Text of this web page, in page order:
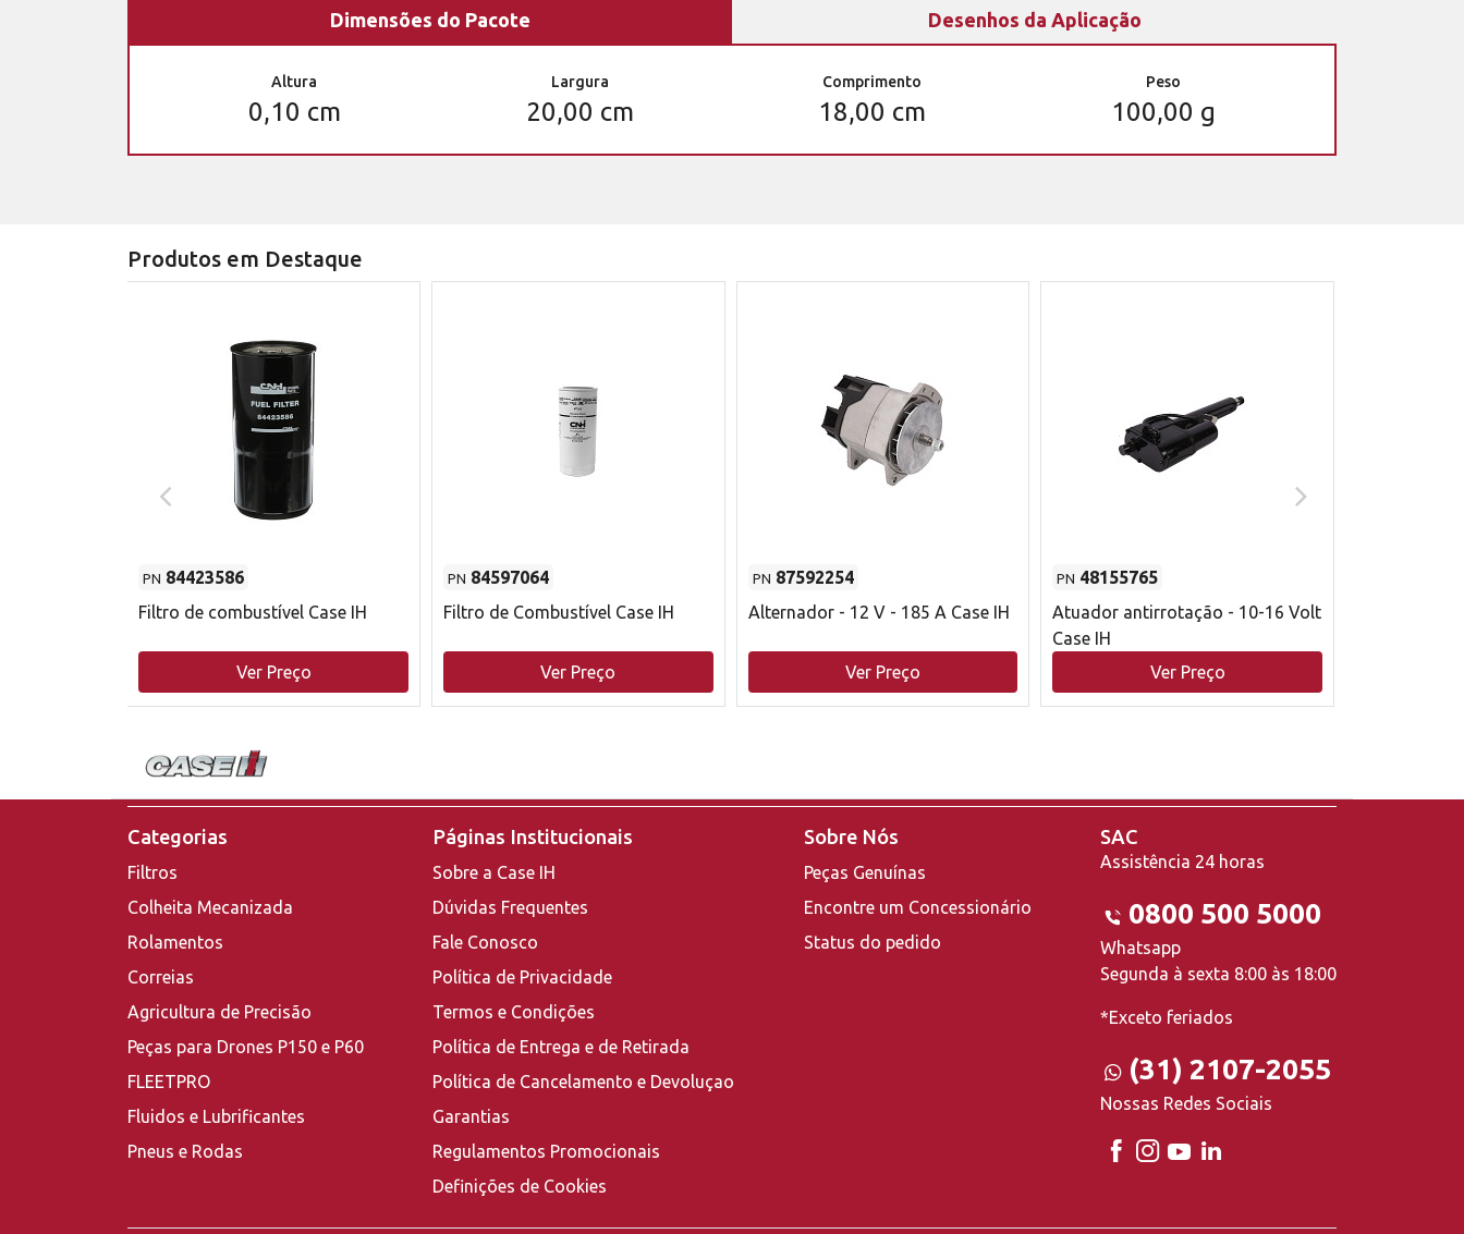
Dimensões do Pacote Desenhos da Aplicação
Altura
0,10 cm
Largura
20,00 cm
Comprimento
18,00 cm
Peso
100,00 g
Produtos em Destaque
PN 84423586
Filtro de combustível Case IH
Ver Preço
PN 84597064
Filtro de Combustível Case IH
Ver Preço
PN 87592254
Alternador - 12 V - 185 A Case IH
Ver Preço
PN 48155765
Atuador antirrotação - 10-16 Volt
Case IH
Ver Preço
Categorias
Filtros
Colheita Mecanizada
Rolamentos
Correias
Agricultura de Precisão
Peças para Drones P150 e P60
FLEETPRO
Fluidos e Lubrificantes
Pneus e Rodas
Páginas Institucionais
Sobre a Case IH
Dúvidas Frequentes
Fale Conosco
Política de Privacidade
Termos e Condições
Política de Entrega e de Retirada
Política de Cancelamento e Devoluçao
Garantias
Regulamentos Promocionais
Definições de Cookies
Sobre Nós
Peças Genuínas
Encontre um Concessionário
Status do pedido
SAC
Assistência 24 horas
0800 500 5000
Whatsapp
Segunda à sexta 8:00 às 18:00
*Exceto feriados
(31) 2107-2055
Nossas Redes Sociais